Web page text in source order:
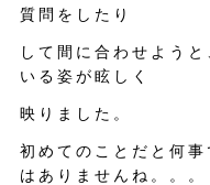
質問をしたり
して間に合わせよう
いる姿が眩しく
映りました。
初めてのことだと何
はありませんね。。。